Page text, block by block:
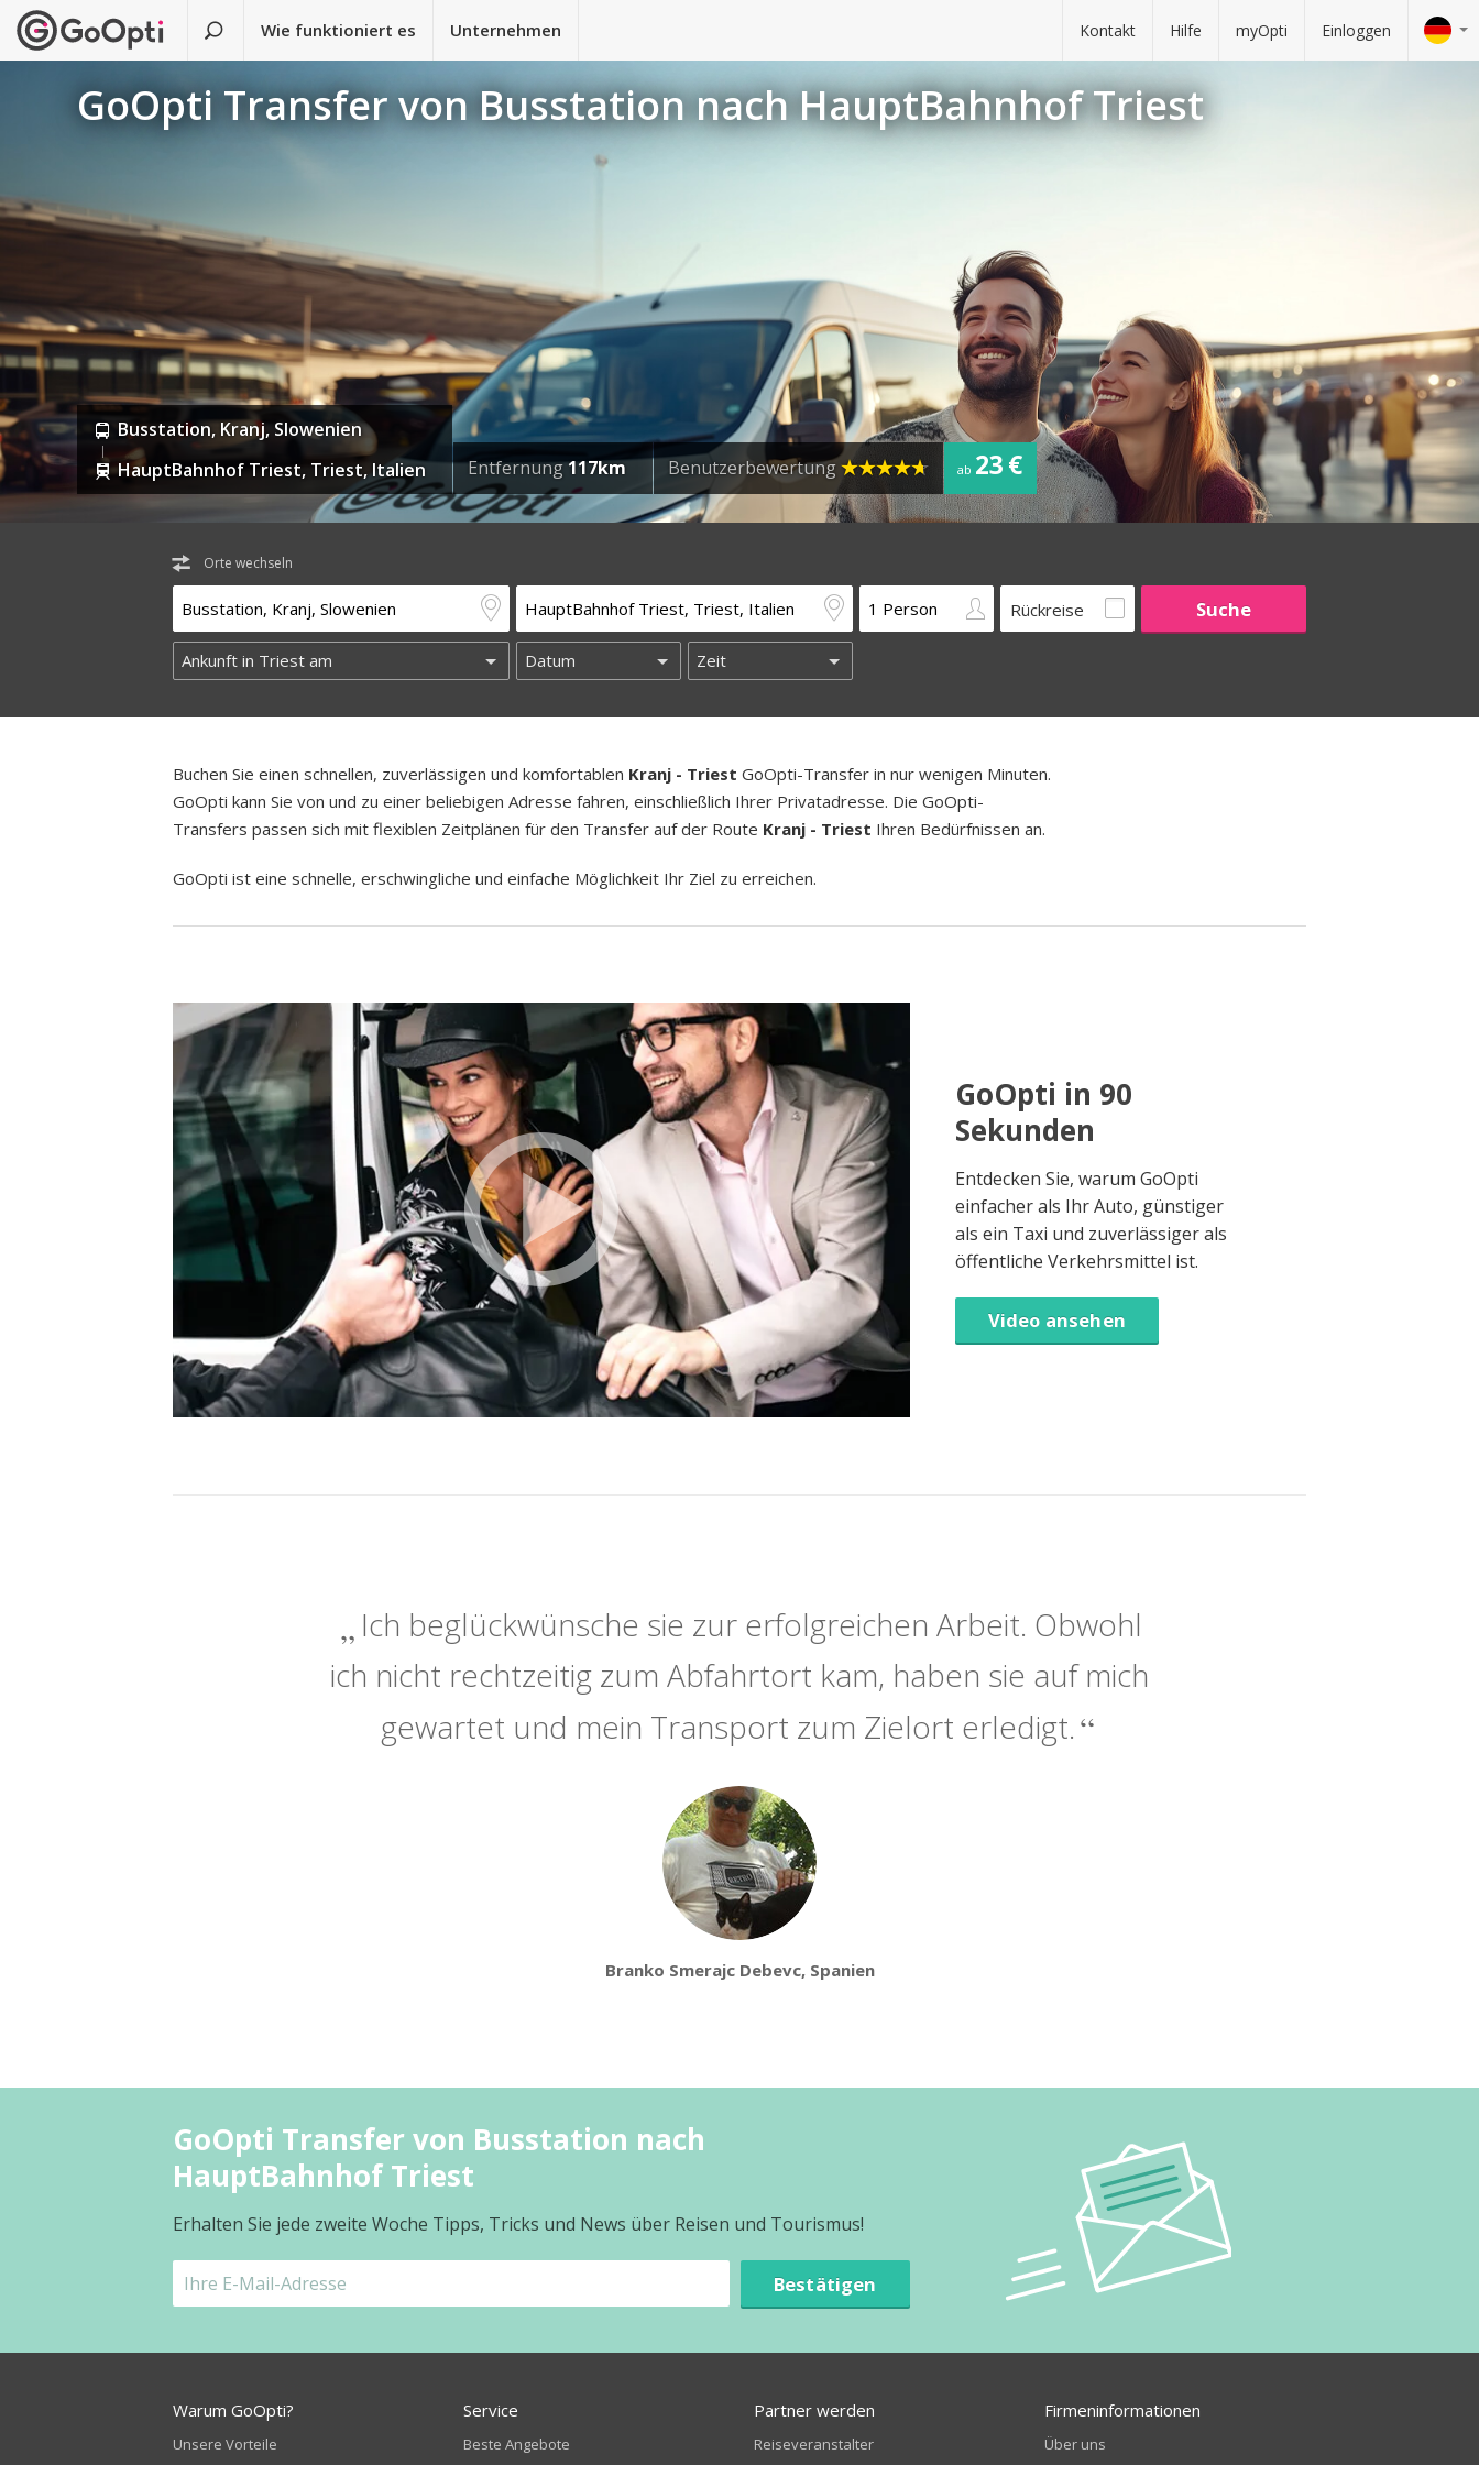
Wie funktioniert es Unternehmen Kontakt Hilfe myOpti Einloggen
GoOpti Transfer von Busstation nach HauptBahnhof Triest
Busstation, Kranj, Slowenien
HauptBahnhof Triest, Triest, Italien
Entfernung117km Benutzerbewertung ab 23 €
Orte wechseln
Rückreise
Buchen Sie einen schnellen, zuverlässigen und komfortablen Kranj - Triest GoOpti-Transfer in nur wenigen Minuten.
GoOpti kann Sie von und zu einer beliebigen Adresse fahren, einschließlich Ihrer Privatadresse. Die GoOpti-
Transfers passen sich mit flexiblen Zeitplänen für den Transfer auf der Route Kranj - Triest Ihren Bedürfnissen an.
GoOpti ist eine schnelle, erschwingliche und einfache Möglichkeit Ihr Ziel zu erreichen.
GoOpti in 90
Sekunden
Entdecken Sie, warum GoOpti
einfacher als Ihr Auto, günstiger
als ein Taxi und zuverlässiger als
öffentliche Verkehrsmittel ist.
Video ansehen
Ich beglückwünsche sie zur erfolgreichen Arbeit. Obwohl
ich nicht rechtzeitig zum Abfahrtort kam, haben sie auf mich
gewartet und mein Transport zum Zielort erledigt.
Branko Smerajc Debevc, Spanien
GoOpti Transfer von Busstation nach
HauptBahnhof Triest
Erhalten Sie jede zweite Woche Tipps, Tricks und News über Reisen und Tourismus!
Bestätigen
Warum GoOpti?
Unsere Vorteile
Service
Beste Angebote
Partner werden
Reiseveranstalter
Firmeninformationen
Über uns